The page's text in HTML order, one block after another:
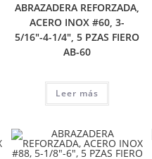
ABRAZADERA REFORZADA,
ACERO INOX #60, 3-
5/16″-4-1/4″, 5 PZAS FIERO
AB-60
Leer más